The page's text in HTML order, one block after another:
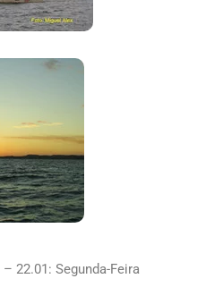
– 22.01: Segunda-Feira